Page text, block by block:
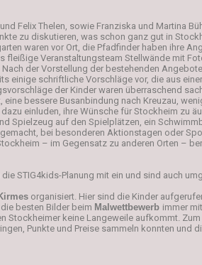
Felix Thelen, sowie Franziska und Martina
zu diskutieren, was schon ganz gut in
waren vor Ort, die Pfadfinder haben ihre
fleißige Veranstaltungsteam Stellwände mit
der Vorstellung der bestehenden
einige schriftliche Vorschläge vor, die aus
der Kinder waren überraschend
bessere Busanbindung nach Kreuzau,
einluden, ihre Wünsche für Stockheim zu
Spielzeug auf den Spielplätzen, ein
bei besonderen Aktionstagen oder
– im Gegensatz zu anderen Orten –
STIG4kids-Planung mit ein und sind auch
organisiert. Hier sind die Kinder
besten Bilder beim Malwettbewerb immer
keine Langeweile aufkommt.
Punkte und Preise sammeln konnten und